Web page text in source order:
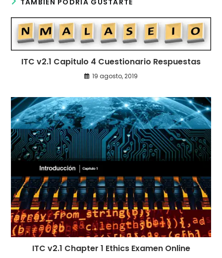
ITC v2.1 Capitulo 4 Cuestionario Respuestas
19 agosto, 2019
ITC v2.1 Chapter 1 Ethics Examen Online